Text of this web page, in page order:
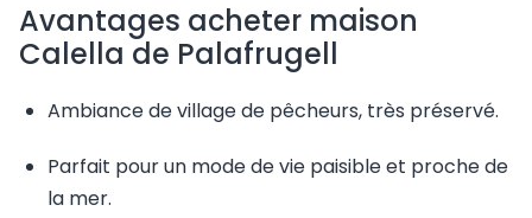
Avantages acheter maison
Calella de Palafrugell
Ambiance de village de pêcheurs, très préservé.
Parfait pour un mode de vie paisible et proche de
la mer.